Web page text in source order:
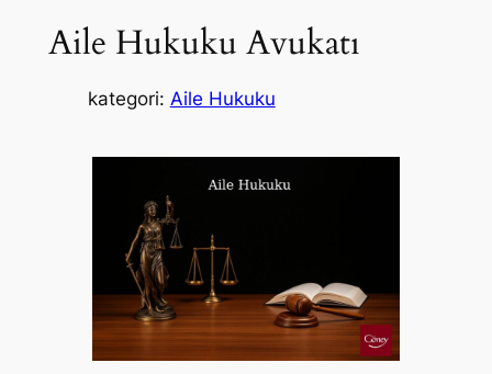
Aile Hukuku Avukatı
kategori: Aile Hukuku